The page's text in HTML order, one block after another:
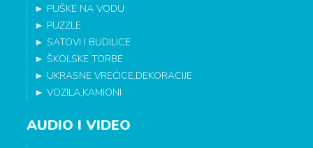
► PUŠKE NA VODU
► PUZZLE
►SATOVI I BUDILICE
►ŠKOLSKE TORBE
► UKRASNE VREĆICE,DEKORACIJE
►VOZILA,KAMIONI
AUDIO I VIDEO